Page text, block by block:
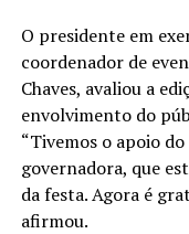
O presidente em
coordenador de
Chaves, avaliou a
envolvimento do
“Tivemos o apoio
governadora, que
da festa. Agora é
afirmou.